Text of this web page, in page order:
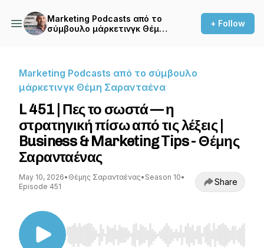
Marketing Podcasts από το
σύμβουλο μάρκετινγκ Θέμη
+ Follow
Marketing Podcasts από το σύμβουλο
μάρκετινγκ Θέμη Σαρανταένα
L 451 | Πες το σωστά — η
στρατηγική πίσω από τις λέξεις |
Business & Marketing Tips - Θέμης
Σαρανταένας
May 10, 2026• Θέμης Σαρανταένας• Season 10•
Episode 451
Share
Use Left/Right to seek, Home/End to jump to